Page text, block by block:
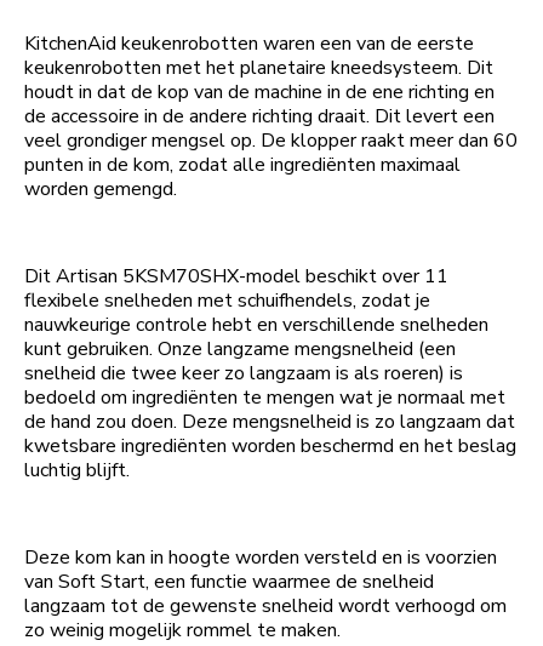
KitchenAid keukenrobotten waren een van de eerste
keukenrobotten met het planetaire kneedsysteem. Dit
houdt in dat de kop van de machine in de ene richting en
de accessoire in de andere richting draait. Dit levert een
veel grondiger mengsel op. De klopper raakt meer dan 60
punten in de kom, zodat alle ingrediënten maximaal
worden gemengd.
Dit Artisan 5KSM70SHX-model beschikt over 11
flexibele snelheden met schuifhendels, zodat je
nauwkeurige controle hebt en verschillende snelheden
kunt gebruiken. Onze langzame mengsnelheid (een
snelheid die twee keer zo langzaam is als roeren) is
bedoeld om ingrediënten te mengen wat je normaal met
de hand zou doen. Deze mengsnelheid is zo langzaam dat
kwetsbare ingrediënten worden beschermd en het beslag
luchtig blijft.
Deze kom kan in hoogte worden versteld en is voorzien
van Soft Start, een functie waarmee de snelheid
langzaam tot de gewenste snelheid wordt verhoogd om
zo weinig mogelijk rommel te maken.